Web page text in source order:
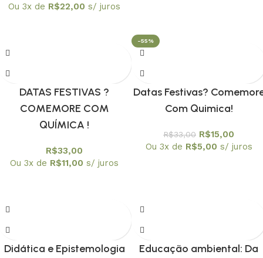
Ou 3x de R$22,00 s/ juros
DATAS FESTIVAS ?
COMEMORE COM
QUÍMICA !
R$33,00
Ou 3x de R$11,00 s/ juros
-55%
Datas Festivas?
Com Quimica!
R$33,00 R$15,00
Ou 3x de R$5,00 s/ juros
Didática e Epistemologia
Educação ambiental: Da